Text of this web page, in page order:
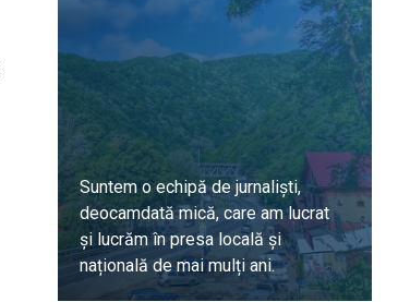
Suntem o echipă de jurnaliști,
deocamdată mică, care am lucrat
și lucrăm în presa locală și
națională de mai mulți ani.